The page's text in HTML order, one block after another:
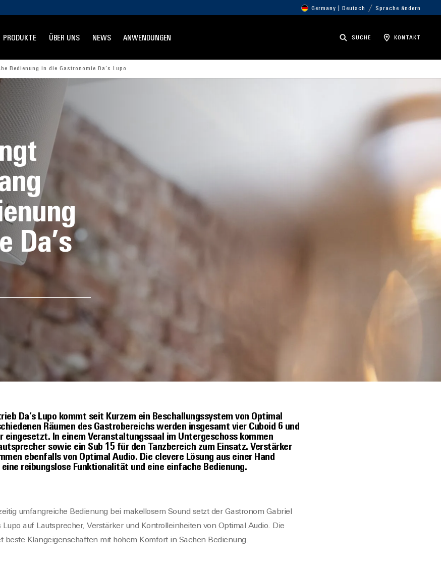
Germany | Deutsch Sprache ändern
PRODUKTE ÜBER UNS NEWS ANWENDUNGEN SUCHE KONTAKT
Bedienung in die Gastronomie Da’s Lupo
Da’s
Da’s Lupo kommt seit Kurzem ein Beschallungssystem von Optimal
Räumen des Gastrobereichs werden insgesamt vier Cuboid 6 und
eingesetzt. In einem Veranstaltungssaal im Untergeschoss kommen
sowie ein Sub 15 für den Tanzbereich zum Einsatz. Verstärker
ebenfalls von Optimal Audio. Die clevere Lösung aus einer Hand
reibungslose Funktionalität und eine einfache Bedienung.
umfangreiche Bedienung bei makellosem Sound setzt der Gastronom Gabriel
Lupo auf Lautsprecher, Verstärker und Kontrolleinheiten von Optimal Audio. Die
beste Klangeigenschaften mit hohem Komfort in Sachen Bedienung.